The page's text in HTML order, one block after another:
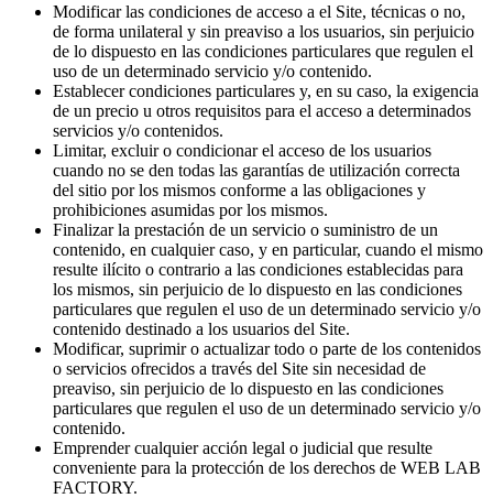
Modificar las condiciones de acceso a el Site, técnicas o no,
de forma unilateral y sin preaviso a los usuarios, sin perjuicio
de lo dispuesto en las condiciones particulares que regulen el
uso de un determinado servicio y/o contenido.
Establecer condiciones particulares y, en su caso, la exigencia
de un precio u otros requisitos para el acceso a determinados
servicios y/o contenidos.
Limitar, excluir o condicionar el acceso de los usuarios
cuando no se den todas las garantías de utilización correcta
del sitio por los mismos conforme a las obligaciones y
prohibiciones asumidas por los mismos.
Finalizar la prestación de un servicio o suministro de un
contenido, en cualquier caso, y en particular, cuando el mismo
resulte ilícito o contrario a las condiciones establecidas para
los mismos, sin perjuicio de lo dispuesto en las condiciones
particulares que regulen el uso de un determinado servicio y/o
contenido destinado a los usuarios del Site.
Modificar, suprimir o actualizar todo o parte de los contenidos
o servicios ofrecidos a través del Site sin necesidad de
preaviso, sin perjuicio de lo dispuesto en las condiciones
particulares que regulen el uso de un determinado servicio y/o
contenido.
Emprender cualquier acción legal o judicial que resulte
conveniente para la protección de los derechos de WEB LAB
FACTORY.